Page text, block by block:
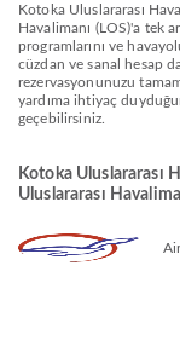
Kotoka Uluslararası
Havalimanı (LOS)'a tek
programlarını ve
cüzdan ve sanal hesap
rezervasyonunuzu
yardıma ihtiyaç
geçebilirsiniz.
Kotoka Uluslararası
Uluslararası